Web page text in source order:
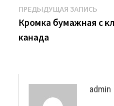
Навигация
по
записям
ПРЕДЫДУЩАЯ ЗАПИСЬ
Кромка бумажная с
канада
admin